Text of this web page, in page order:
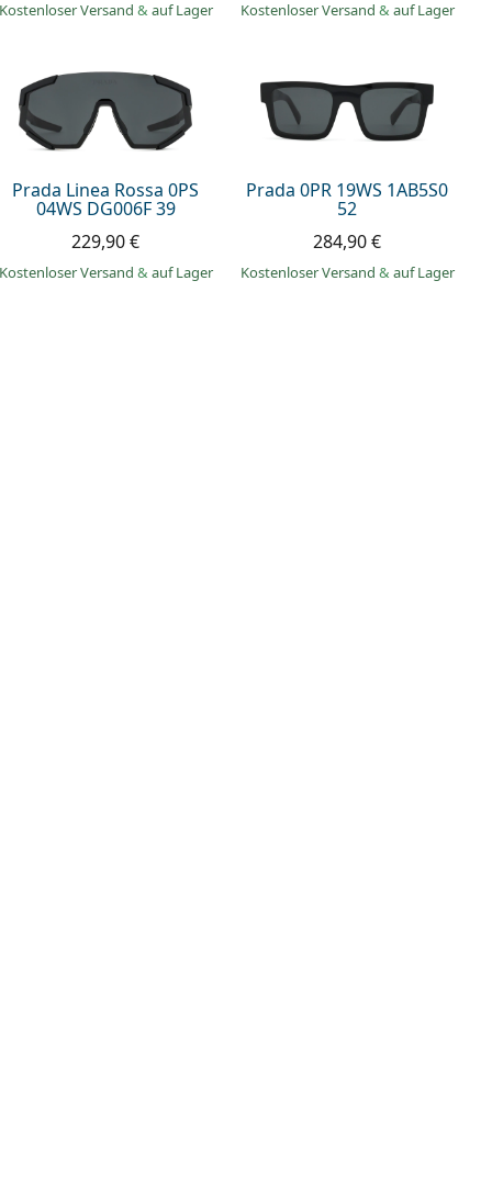
Kostenloser Versand & auf Lager Kostenloser Versand & auf Lager
Prada Linea Rossa 0PS
04WS DG006F 39
229,90 €
Kostenloser Versand & auf Lager
Prada 0PR 19WS 1AB5S0
52
284,90 €
Kostenloser Versand & auf Lager